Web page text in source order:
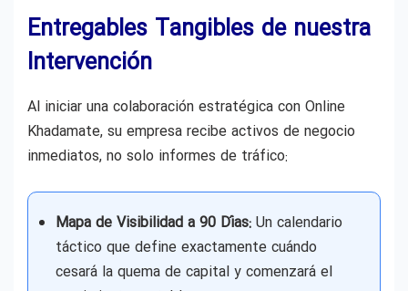
Entregables Tangibles de nuestra
Intervención
Al iniciar una colaboración estratégica con Online
Khadamate, su empresa recibe activos de negocio
inmediatos, no solo informes de tráfico:
Mapa de Visibilidad a 90 Días: Un calendario
táctico que define exactamente cuándo
cesará la quema de capital y comenzará el